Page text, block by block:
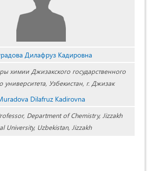
Дилафруз Кадировна
химии Джизакского государственного
университета, Узбекистан, г. Джизак
Dilafruz Kadirovna
Department of Chemistry, Jizzakh
University, Uzbekistan, Jizzakh